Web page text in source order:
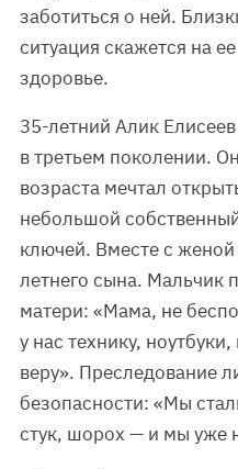
заботиться о ней.
ситуация скажется на
здоровье.
35-летний Алик
в третьем поколении.
возраста мечтал
небольшой
ключей. Вместе с
летнего сына. Мальчик
матери: «Мама, не
у нас технику,
веру». Преследование
безопасности: «Мы
стук, шорох — и мы уже